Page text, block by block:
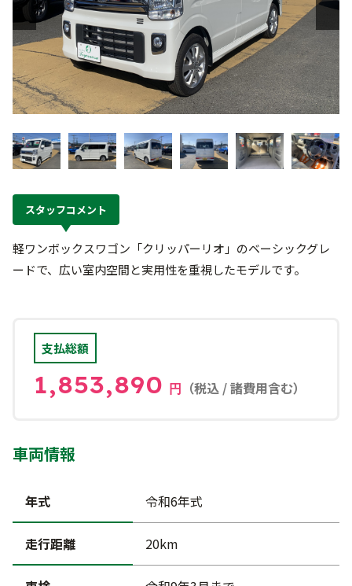
スタッフコメント
軽ワンボックスワゴン「クリッパーリオ」のベーシックグレ
ードで、広い室内空間と実用性を重視したモデルです。
支払総額
1,853,890 円 （税込 / 諸費用含む）
車両情報
年式 令和6年式
走行距離 20km